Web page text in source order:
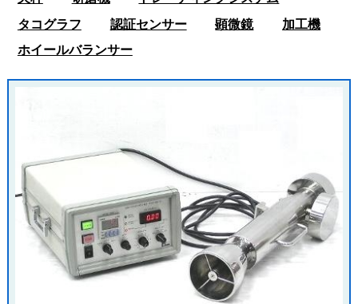
タコグラフ
認証センサー 顕微鏡
加工機
ホイールバランサー